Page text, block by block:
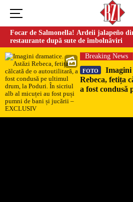
Focar de Salmonella! Ardeii jalapeño
restaurante după sute de îmbolnăviri
Breaking News
FOTO
Imagini
Rebeca, fetița
a fost condusă
EXCLUSIV